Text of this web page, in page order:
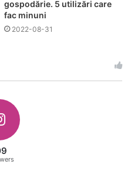
gospodărie. 5 utilizări care
fac minuni
2022-08-31